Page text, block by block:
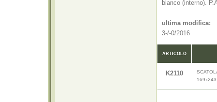
bianco (interno).
ultima modifica:
3-/-0/2016
ARTICOLO
K2110